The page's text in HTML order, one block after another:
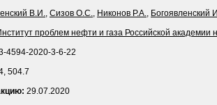
В.И., Сизов О.С., Никонов Р.А., Богоявленский
проблем нефти и газа Российской академии
4594-2020-3-6-22
504.7
29.07.2020